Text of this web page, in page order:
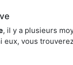
, il y a plusieurs
eux, vous